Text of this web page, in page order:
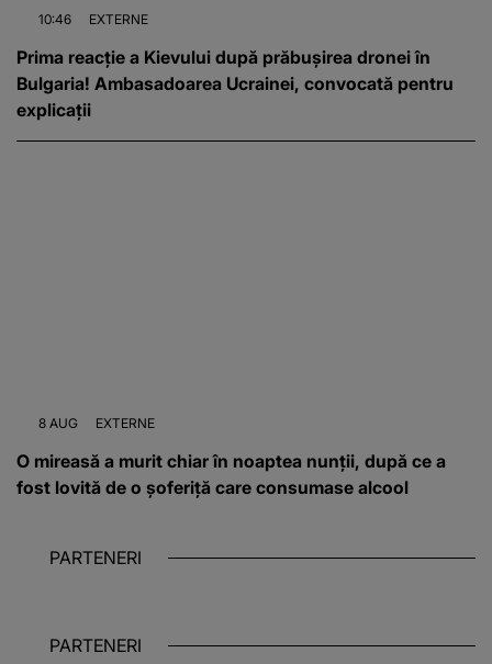
10:46 EXTERNE
Prima reacție a Kievului după prăbușirea dronei în
Bulgaria! Ambasadoarea Ucrainei, convocată pentru
explicații
8 AUG EXTERNE
O mireasă a murit chiar în noaptea nunții, după ce a
fost lovită de o șoferiță care consumase alcool
PARTENERI
PARTENERI